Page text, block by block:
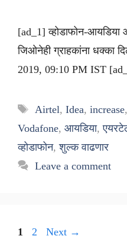
[ad_1] व्होडाफोन-
जिओनेही ग्राहकांना धक्का
2019, 09:10 PM IST
Tags
Airtel, Idea, increase,
Vodafone, आयडिया,
व्होडाफोन,शुल्क वाढणार
Leave a comment
Page
1 Page
2 Next →